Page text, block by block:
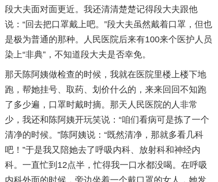
段大夫面对面更近。我还清清楚楚记得段大夫跟他
说：“回去把口罩戴上吧。”段大夫虽然戴着口罩，但也
是极为普通的那种。人民医院后来有100来个医护人员
染上“非典”，不知道段大夫是否幸免。
那天陈阿姨做检查的时候，我就在医院里楼上楼下地
跑，帮她挂号、取药、划价什么的，来来回回不知跑
了多少遍，口罩时戴时摘。那天人民医院的人非常
少，我还和陈阿姨开玩笑说：“咱们看病可是拣了一个
清净的时候。”陈阿姨说：“既然清净，那就多看几科
吧！”于是我又陪她去了呼吸内科、放射科和神经内
科。一直忙到12点半，忙得我一口水都没喝。在呼吸